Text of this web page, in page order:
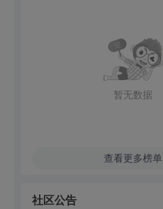
暂无数据
查看更多榜单
社区公告